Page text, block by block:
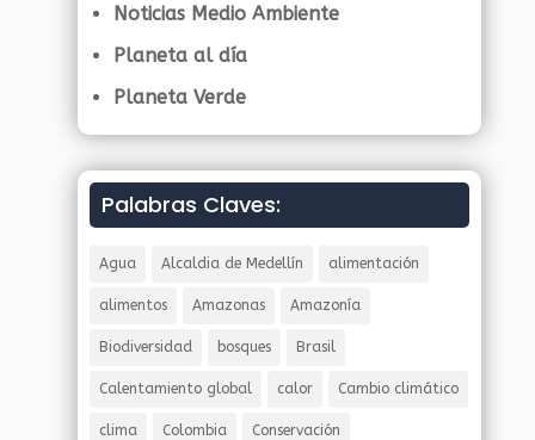
Noticias Medio Ambiente
Planeta al día
Planeta Verde
Palabras Claves:
Agua Alcaldia de Medellín alimentación
alimentos Amazonas Amazonía
Biodiversidad bosques Brasil
Calentamiento global calor Cambio climático
clima Colombia Conservación